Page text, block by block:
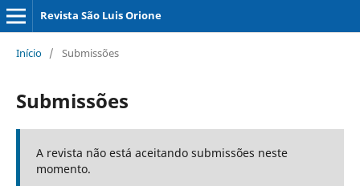
Revista São Luis Orione
Início / Submissões
Submissões
A revista não está aceitando submissões neste
momento.